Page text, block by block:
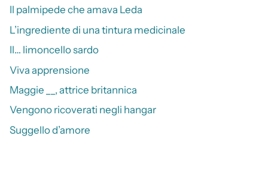
Il palmipede che amava Leda
L’ingrediente di una tintura medicinale
Il… limoncello sardo
Viva apprensione
Maggie __, attrice britannica
Vengono ricoverati negli hangar
Suggello d’amore